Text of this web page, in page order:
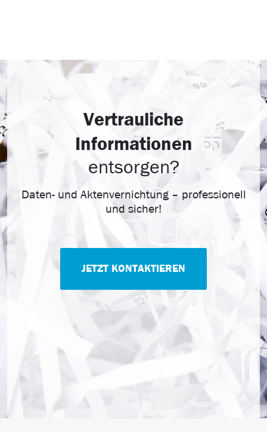
Vertrauliche
Informationen
entsorgen?
Daten- und Aktenvernichtung – professionell
und sicher!
JETZT KONTAKTIEREN